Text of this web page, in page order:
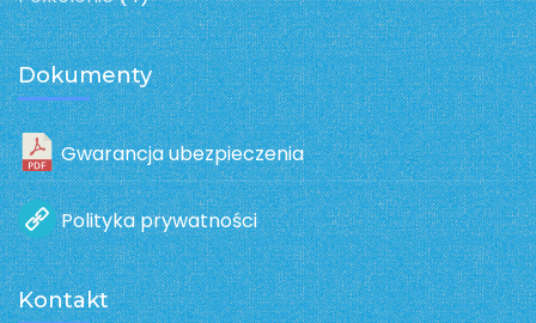
Dokumenty
Gwarancja ubezpieczenia
Polityka prywatności
Kontakt